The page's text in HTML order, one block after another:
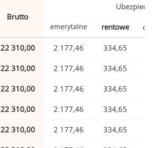
Brutto
emerytalne rentowe
22 310,00 2 177,46 334,65
22 310,00 2 177,46 334,65
22 310,00 2 177,46 334,65
22 310,00 2 177,46 334,65
22 310,00 2 177,46 334,65